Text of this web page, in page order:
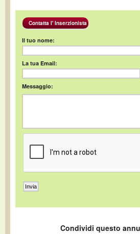
Contatta l' Inserzionista
Il tuo nome:
La tua Email:
Messaggio:
Condividi questo